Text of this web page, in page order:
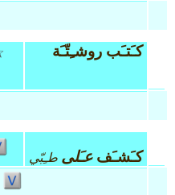
كـَتـَب روشـِتّـَة
كـَشـَفعـَلى طـِبّي